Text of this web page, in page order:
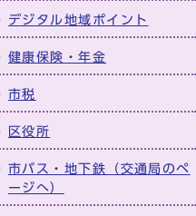
デジタル地域ポイント
健康保険・年金
市税
区役所
市バス・地下鉄（交通局のペ
ージへ）